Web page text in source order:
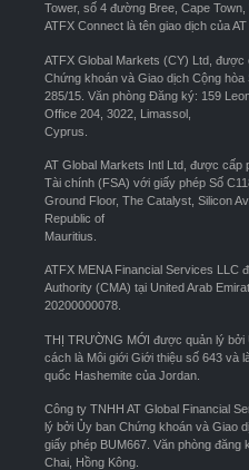
Tower, số 4 đường Bree, Cape
ATFX Connect là tên giao dịch của
ATFX Global Markets (CY) Ltd,
Chứng khoán và Giao dịch Cộng
285/15. Văn phòng Đăng ký: 159
Office 204, 3022, Limassol,
Cyprus.
AT Global Markets Intl Ltd, được cấp
Tài chính (FSA) với giấy phép Số
Ground Floor, The Catalyst, Silicon
Republic of
Mauritius.
ATFX MENA Financial Services LLC
Authority (CMA) tại United Arab
20200000078.
THỊ TRƯỜNG MỚI được quản lý
cách là Môi giới Giới thiệu số 643 và
quốc Hashemite của Jordan.
Công ty TNHH AT Global Financial
lý bởi Ủy ban Chứng khoán và Giao
giấy phép BUM667. Văn phòng đăng
Chai, Hồng Kông.